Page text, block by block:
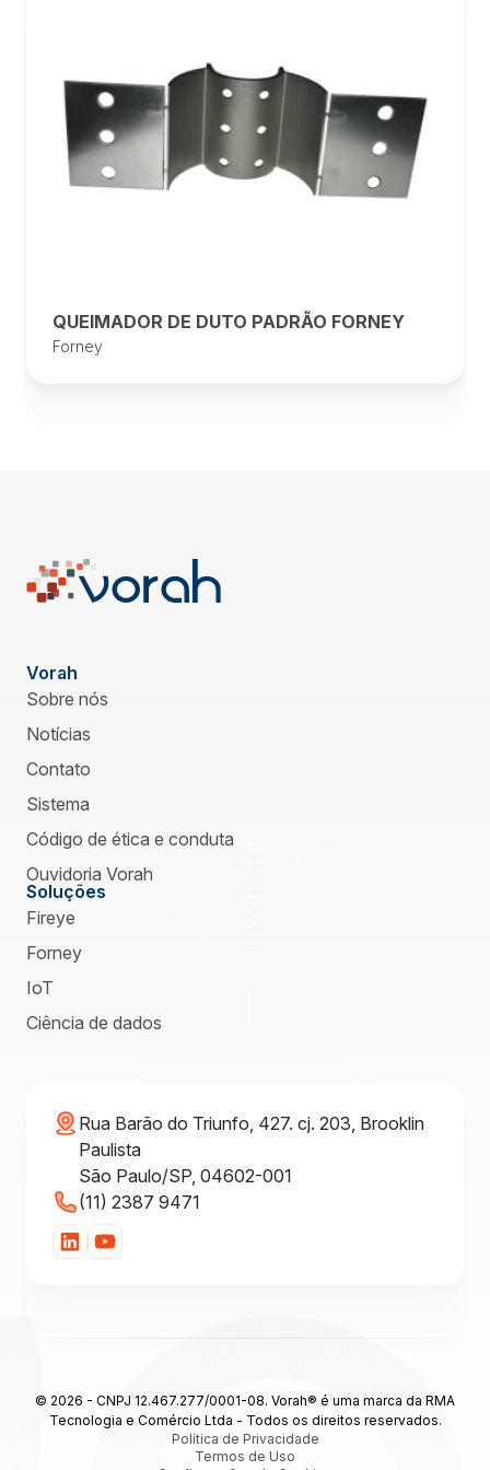
QUEIMADOR DE DUTO PADRÃO FORNEY
Forney
Vorah
Sobre nós
Notícias
Contato
Sistema
Código de ética e conduta
Ouvidoria Vorah
Soluções
Fireye
Forney
IoT
Ciência de dados
Rua Barão do Triunfo, 427. cj. 203, Brooklin
Paulista
São Paulo/SP, 04602-001
(11) 2387 9471
© 2026 - CNPJ 12.467.277/0001-08. Vorah® é uma marca da RMA
Tecnologia e Comércio Ltda - Todos os direitos reservados.
Política de Privacidade
Termos de Uso